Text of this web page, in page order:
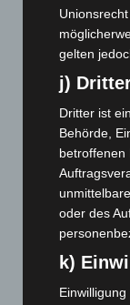
November 2024
Oktober 2024
September 2024
August 2024
Juli 2024(89)
Juni 2024(107)
Mai 2024(149)
April 2024(102)
März 2024
Februar 2024
Januar 2024
gelten
j)
Dritter ist
Behörde,
betroffenen
oder des
k)